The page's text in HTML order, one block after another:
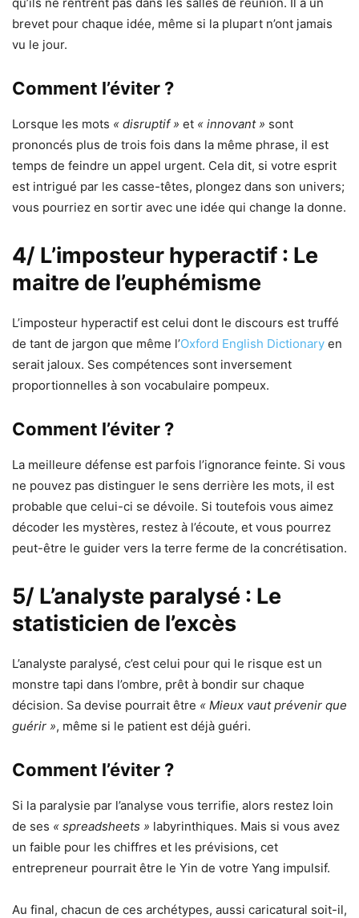
brevet pour chaque idée, même si la plupart n’ont jamais
vu le jour.
Comment l’éviter ?
Lorsque les mots « disruptif » et « innovant » sont
prononcés plus de trois fois dans la même phrase, il est
temps de feindre un appel urgent. Cela dit, si votre esprit
est intrigué par les casse-têtes, plongez dans son univers;
vous pourriez en sortir avec une idée qui change la donne.
4/ L’imposteur hyperactif : Le
maitre de l’euphémisme
L’imposteur hyperactif est celui dont le discours est truffé
de tant de jargon que même l’Oxford English Dictionary en
serait jaloux. Ses compétences sont inversement
proportionnelles à son vocabulaire pompeux.
Comment l’éviter ?
La meilleure défense est parfois l’ignorance feinte. Si vous
ne pouvez pas distinguer le sens derrière les mots, il est
probable que celui-ci se dévoile. Si toutefois vous aimez
décoder les mystères, restez à l’écoute, et vous pourrez
peut-être le guider vers la terre ferme de la concrétisation.
5/ L’analyste paralysé : Le
statisticien de l’excès
L’analyste paralysé, c’est celui pour qui le risque est un
monstre tapi dans l’ombre, prêt à bondir sur chaque
décision. Sa devise pourrait être « Mieux vaut prévenir que
guérir », même si le patient est déjà guéri.
Comment l’éviter ?
Si la paralysie par l’analyse vous terrifie, alors restez loin
de ses « spreadsheets » labyrinthiques. Mais si vous avez
un faible pour les chiffres et les prévisions, cet
entrepreneur pourrait être le Yin de votre Yang impulsif.
Au final, chacun de ces archétypes, aussi caricatural soit-il,